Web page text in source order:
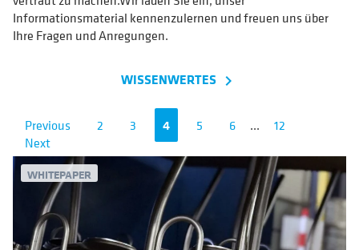
Informationsmaterial kennenzulernen und freuen uns über
Ihre Fragen und Anregungen.
WISSENWERTES navigate_next
Previous 2 3 4 5 6 ...
12
Next
WHITEPAPER